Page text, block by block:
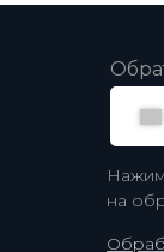
на